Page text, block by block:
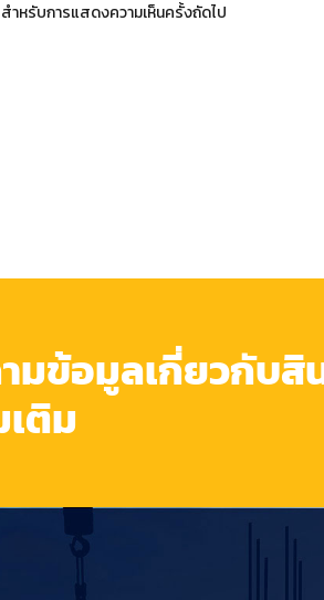
ำหรับการแสดงความเห็นครั้งถัดไป
มข้อมูลเกี่ยวกับสิ
ติม